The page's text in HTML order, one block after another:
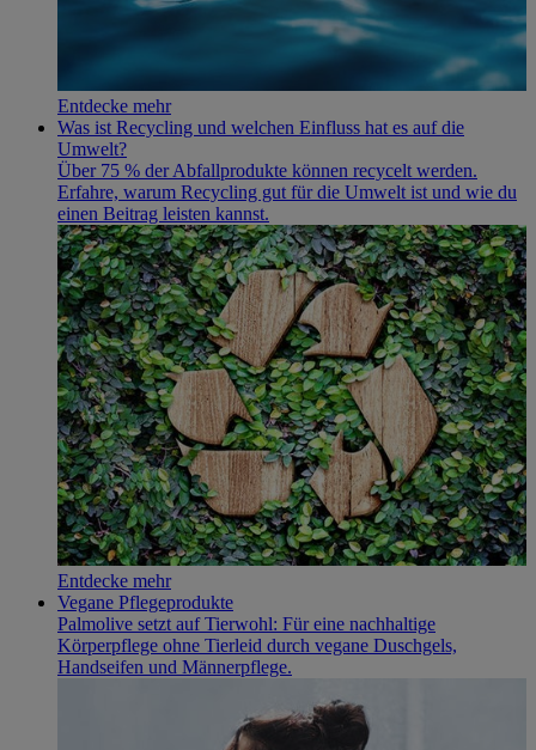
Entdecke mehr
Was ist Recycling und welchen Einfluss hat es auf die
Umwelt?
Über 75 % der Abfallprodukte können recycelt werden.
Erfahre, warum Recycling gut für die Umwelt ist und wie du
einen Beitrag leisten kannst.
Entdecke mehr
Vegane Pflegeprodukte
Palmolive setzt auf Tierwohl: Für eine nachhaltige
Körperpflege ohne Tierleid durch vegane Duschgels,
Handseifen und Männerpflege.